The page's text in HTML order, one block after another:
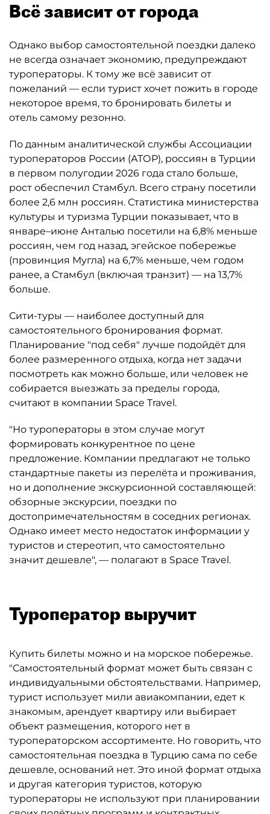
Всё зависит от города
Однако выбор самостоятельной поездки далеко
не всегда означает экономию, предупреждают
туроператоры. К тому же всё зависит от
пожеланий — если турист хочет пожить в городе
некоторое время, то бронировать билеты и
отель самому резонно.
По данным аналитической службы Ассоциации
туроператоров России (АТОР), россиян в Турции
в первом полугодии 2026 года стало больше,
рост обеспечил Стамбул. Всего страну посетили
более 2,6 млн россиян. Статистика министерства
культуры и туризма Турции показывает, что в
январе–июне Анталью посетили на 6,8% меньше
россиян, чем год назад, эгейское побережье
(провинция Мугла) на 6,7% меньше, чем годом
ранее, а Стамбул (включая транзит) — на 13,7%
больше.
Сити-туры — наиболее доступный для
самостоятельного бронирования формат.
Планирование "под себя" лучше подойдёт для
более размеренного отдыха, когда нет задачи
посмотреть как можно больше, или человек не
собирается выезжать за пределы города,
считают в компании Space Travel.
"Но туроператоры в этом случае могут
формировать конкурентное по цене
предложение. Компании предлагают не только
стандартные пакеты из перелёта и проживания,
но и дополнение экскурсионной составляющей:
обзорные экскурсии, поездки по
достопримечательностям в соседних регионах.
Однако имеет место недостаток информации у
туристов и стереотип, что самостоятельно
значит дешевле", — полагают в Space Travel.
Туроператор выручит
Купить билеты можно и на морское побережье.
"Самостоятельный формат может быть связан с
индивидуальными обстоятельствами. Например,
турист использует мили авиакомпании, едет к
знакомым, арендует квартиру или выбирает
объект размещения, которого нет в
туроператорском ассортименте. Но говорить, что
самостоятельная поездка в Турцию сама по себе
дешевле, оснований нет. Это иной формат отдыха
и другая категория туристов, которую
туроператоры не используют при планировании